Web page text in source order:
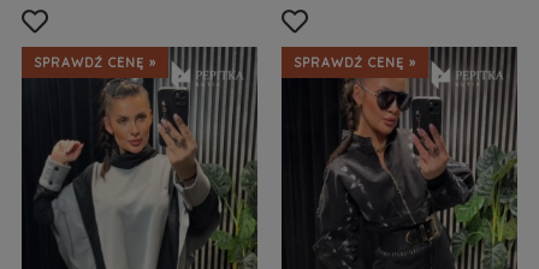
SPRAWDŹ CENĘ » SPRAWDŹ CENĘ »